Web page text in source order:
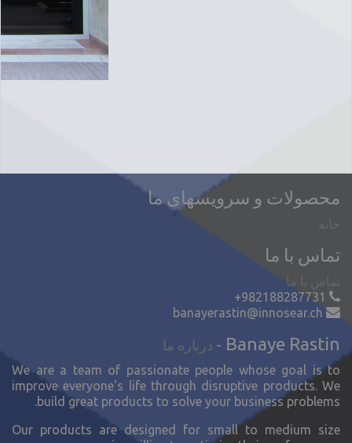
محصولات و سرویسهای ما
خانه
تماس با ما
تماس با ما
+982188287731
banayerastin@innosear.ch
Banaye Rastin
- درباره ما
We are a team of passionate people whose goal is to
improve everyone's life through disruptive products. We
build great products to solve your business problems.
Our products are designed for small to medium size